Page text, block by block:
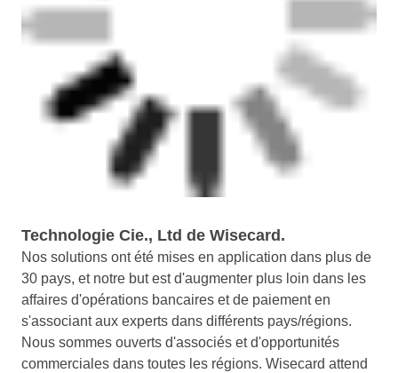
Technologie Cie., Ltd de Wisecard.
Nos solutions ont été mises en application dans plus de
30 pays, et notre but est d'augmenter plus loin dans les
affaires d'opérations bancaires et de paiement en
s'associant aux experts dans différents pays/régions.
Nous sommes ouverts d'associés et d'opportunités
commerciales dans toutes les régions. Wisecard attend